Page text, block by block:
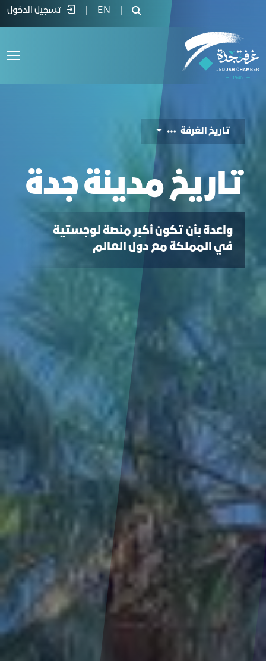
تاريخ جدة - غرفة جدة EN تسجيل الدخول
ﺗﺎرﻳﺦ اﻟﻐﺮﻓﺔ
ﺗﺎرﻳﺦ ﻣﺪﻳﻨﺔ ﺟﺪة
واعدة بأن تكون أكبر منصة لوجستية
في المملكة مع دول العالم